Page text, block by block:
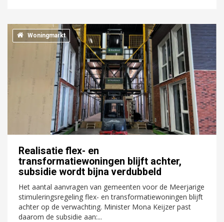
Woningmarkt
Realisatie flex- en
transformatiewoningen blijft achter,
subsidie wordt bijna verdubbeld
Het aantal aanvragen van gemeenten voor de Meerjarige
stimuleringsregeling flex- en transformatiewoningen blijft
achter op de verwachting. Minister Mona Keijzer past
daarom de subsidie aan:...